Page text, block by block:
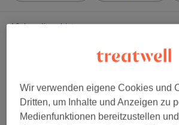
4 Salons die anbieten:
Wir verwenden eigene Cookies und
Dritten, um Inhalte und Anzeigen zu
Medienfunktionen bereitzustellen